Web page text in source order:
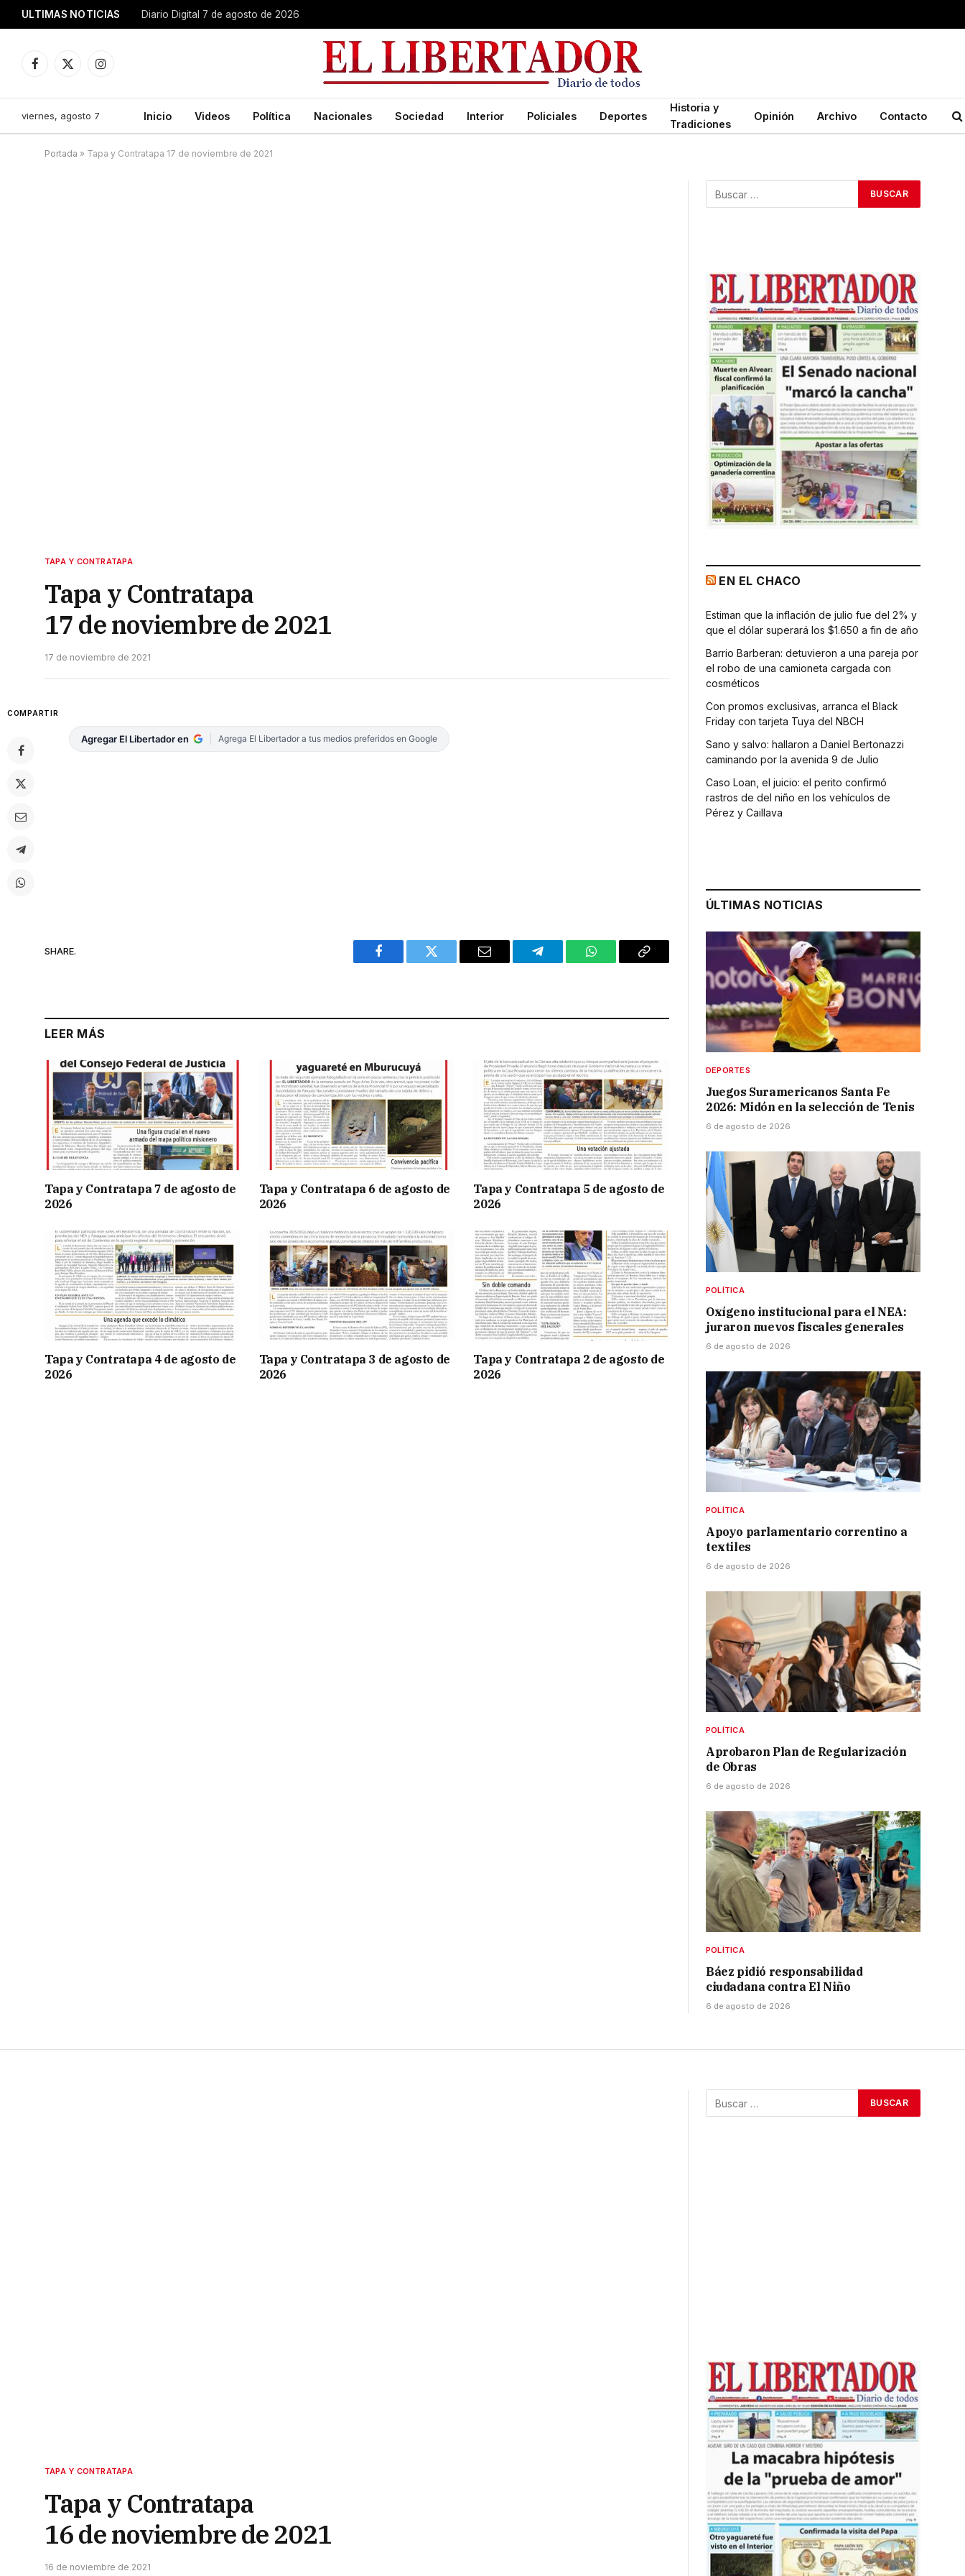
ULTIMAS NOTICIAS Diario Digital 7 de agosto de 2026
Facebook
X
Instagram
viernes, agosto 7 Inicio Videos Política Nacionales Sociedad Interior Policiales Deportes
Historia y
Tradiciones
Opinión Archivo Contacto
Portada » Tapa y Contratapa 17 de noviembre de 2021
TAPA Y CONTRATAPA
Tapa y Contratapa
17 de noviembre de 2021
17 de noviembre de 2021
COMPARTIR
Agregar El Libertador en Agrega El Libertador a tus medios preferidos en Google
SHARE.
Facebook Twitter Email Telegram WhatsAppCopy
LEER MÁS
Tapa y Contratapa 7 de agosto de
2026
Tapa y Contratapa 6 de agosto de
2026
Tapa y Contratapa 5 de agosto de
2026
Tapa y Contratapa 4 de agosto de
2026
Tapa y Contratapa 3 de agosto de
2026
Tapa y Contratapa 2 de agosto de
2026
EN EL CHACO
Estiman que la inflación de julio fue del 2% y
que el dólar superará los $1.650 a fin de año
Barrio Barberan: detuvieron a una pareja por
el robo de una camioneta cargada con
cosméticos
Con promos exclusivas, arranca el Black
Friday con tarjeta Tuya del NBCH
Sano y salvo: hallaron a Daniel Bertonazzi
caminando por la avenida 9 de Julio
Caso Loan, el juicio: el perito confirmó
rastros de del niño en los vehículos de
Pérez y Caillava
ÚLTIMAS NOTICIAS
DEPORTES
Juegos Suramericanos Santa Fe
2026: Midón en la selección de Tenis
6 de agosto de 2026
POLÍTICA
Oxígeno institucional para el NEA:
juraron nuevos fiscales generales
6 de agosto de 2026
POLÍTICA
Apoyo parlamentario correntino a
textiles
6 de agosto de 2026
POLÍTICA
Aprobaron Plan de Regularización
de Obras
6 de agosto de 2026
POLÍTICA
Báez pidió responsabilidad
ciudadana contra El Niño
6 de agosto de 2026
TAPA Y CONTRATAPA
Tapa y Contratapa
16 de noviembre de 2021
16 de noviembre de 2021